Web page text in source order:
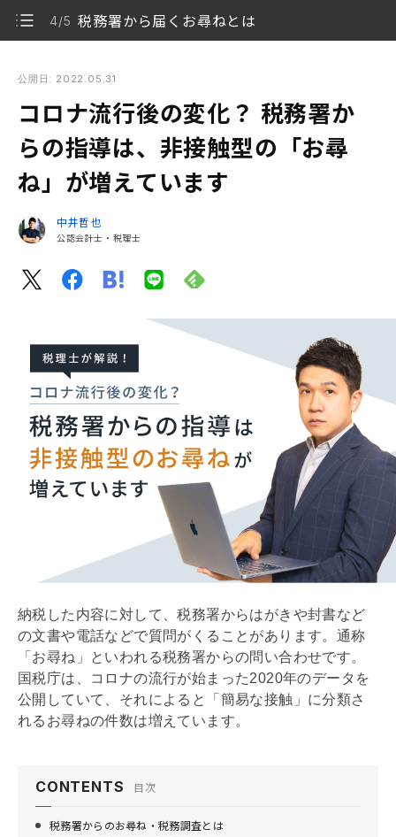
4/5 税務署から届くお尋ねとは
ね」が増えています
1/5 税務署からのお尋ね・税務調査とは
2/5 2020年の所得税の調査状況
富裕層に対する調査強化？
4/5 税務署から届くお尋ねとは
5/5 なるべく早く、自発的に対応しましょう
公開日: 2022.05.31
コロナ流行後の変化？ 税務署か
らの指導は、非接触型の「お尋
ね」が増えています
中井哲也
公認会計士・税理士
納税した内容に対して、税務署からはがきや封書など
の文書や電話などで質問がくることがあります。通称
「お尋ね」といわれる税務署からの問い合わせです。
国税庁は、コロナの流行が始まった2020年のデータを
公開していて、それによると「簡易な接触」に分類さ
れるお尋ねの件数は増えています。
CONTENTS 目次
税務署からのお尋ね・税務調査とは